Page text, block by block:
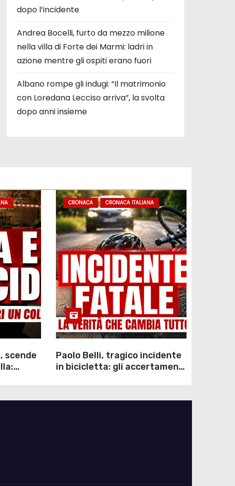
dopo l’incidente
Andrea Bocelli, furto da mezzo milione
nella villa di Forte dei Marmi: ladri in
azione mentre gli ospiti erano fuori
Albano rompe gli indugi: “Il matrimonio
con Loredana Lecciso arriva”, la svolta
dopo anni insieme
scende
CRONACA CRONACA ITALIANA
Paolo Belli, tragico incidente
in bicicletta: gli accertamenti
chiarire